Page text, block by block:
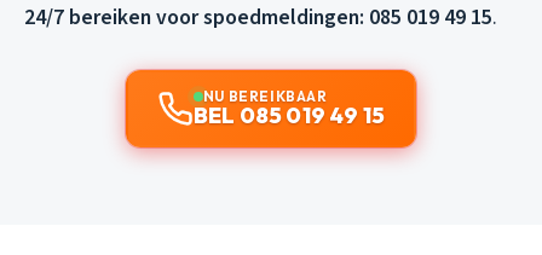
24/7 bereiken voor spoedmeldingen: 085 019 49 15.
NU BEREIKBAAR
BEL 085 019 49 15